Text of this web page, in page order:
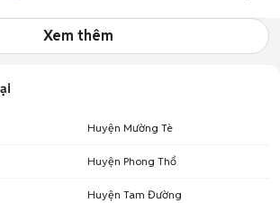
Xem thêm
Huyện Mường Tè
Huyện Phong Thổ
Huyện Tam Đường